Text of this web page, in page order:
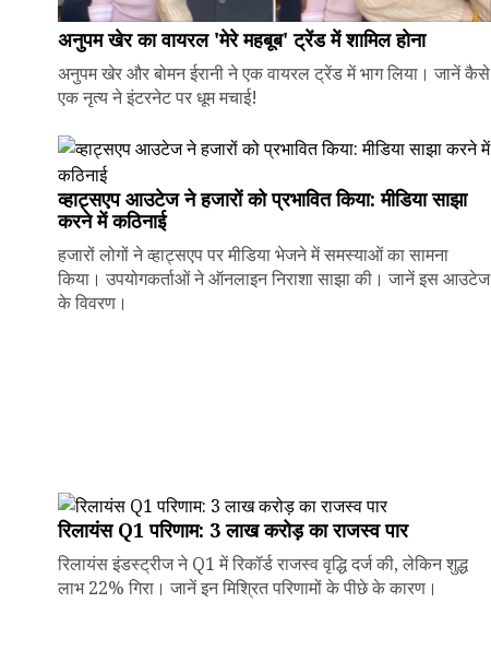
अनुपम खेर का वायरल 'मेरे महबूब' ट्रेंड में शामिल होना
अनुपम खेर और बोमन ईरानी ने एक वायरल ट्रेंड में भाग लिया। जानें कैसे
एक नृत्य ने इंटरनेट पर धूम मचाई!
व्हाट्सएप आउटेज ने हजारों को प्रभावित किया: मीडिया साझा
करने में कठिनाई
हजारों लोगों ने व्हाट्सएप पर मीडिया भेजने में समस्याओं का सामना
किया। उपयोगकर्ताओं ने ऑनलाइन निराशा साझा की। जानें इस आउटेज
के विवरण।
रिलायंस Q1 परिणाम: ₹3 लाख करोड़ का राजस्व पार
रिलायंस इंडस्ट्रीज ने Q1 में रिकॉर्ड राजस्व वृद्धि दर्ज की, लेकिन शुद्ध
लाभ 22% गिरा। जानें इन मिश्रित परिणामों के पीछे के कारण।